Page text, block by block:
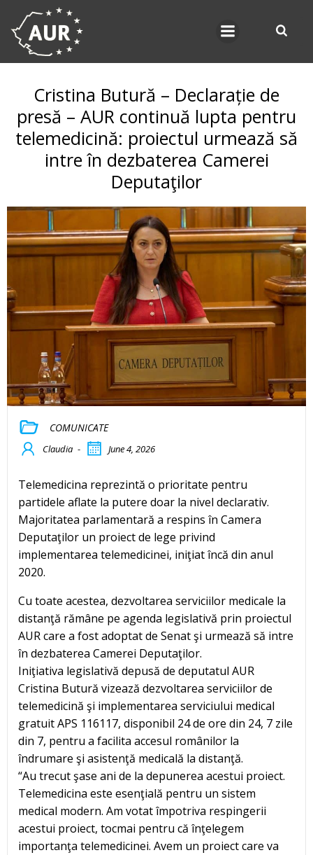
Cristina Butură – Declarație de
presă – AUR continuă lupta pentru
telemedicină: proiectul urmează să
intre în dezbaterea Camerei
Deputaţilor
COMUNICATE
Claudia - June 4, 2026
Telemedicina reprezintă o prioritate pentru
partidele aflate la putere doar la nivel declarativ.
Majoritatea parlamentară a respins în Camera
Deputaţilor un proiect de lege privind
implementarea telemedicinei, iniţiat încă din anul
2020.
Cu toate acestea, dezvoltarea serviciilor medicale la
distanţă rămâne pe agenda legislativă prin proiectul
AUR care a fost adoptat de Senat şi urmează să intre
în dezbaterea Camerei Deputaţilor.
Iniţiativa legislativă depusă de deputatul AUR
Cristina Butură vizează dezvoltarea serviciilor de
telemedicină şi implementarea serviciului medical
gratuit APS 116117, disponibil 24 de ore din 24, 7 zile
din 7, pentru a facilita accesul românilor la
îndrumare şi asistenţă medicală la distanţă.
“Au trecut şase ani de la depunerea acestui proiect.
Telemedicina este esenţială pentru un sistem
medical modern. Am votat împotriva respingerii
acestui proiect, tocmai pentru că înţelegem
importanţa telemedicinei. Avem un proiect care va